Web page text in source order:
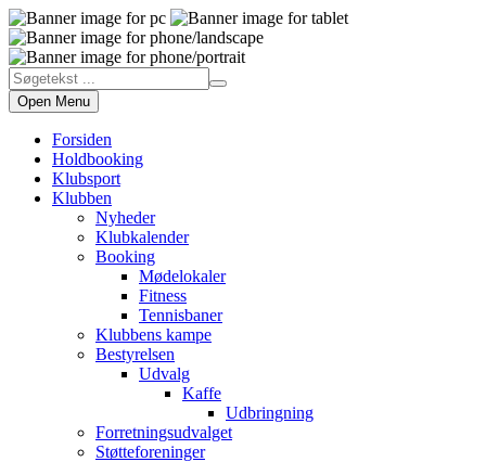
Open Menu
Forsiden
Holdbooking
Klubsport
Klubben
Nyheder
Klubkalender
Booking
Mødelokaler
Fitness
Tennisbaner
Klubbens kampe
Bestyrelsen
Udvalg
Kaffe
Udbringning
Forretningsudvalget
Støtteforeninger